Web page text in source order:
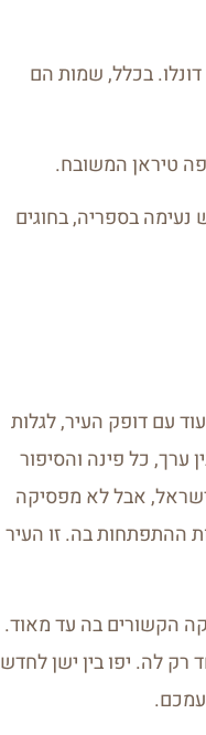
דונלו. בכלל, שמות הם
טיראן המשובח.
נעימה בספריה, בחוגים
עם דופק העיר, לגלות
ערך, כל פינה והסיפור
ארץ ישראל, אבל לא מפסיקה
ההתפתחות בה. זו העיר
הקשורים בה עד מאוד.
לה. יפו בין ישן לחדש